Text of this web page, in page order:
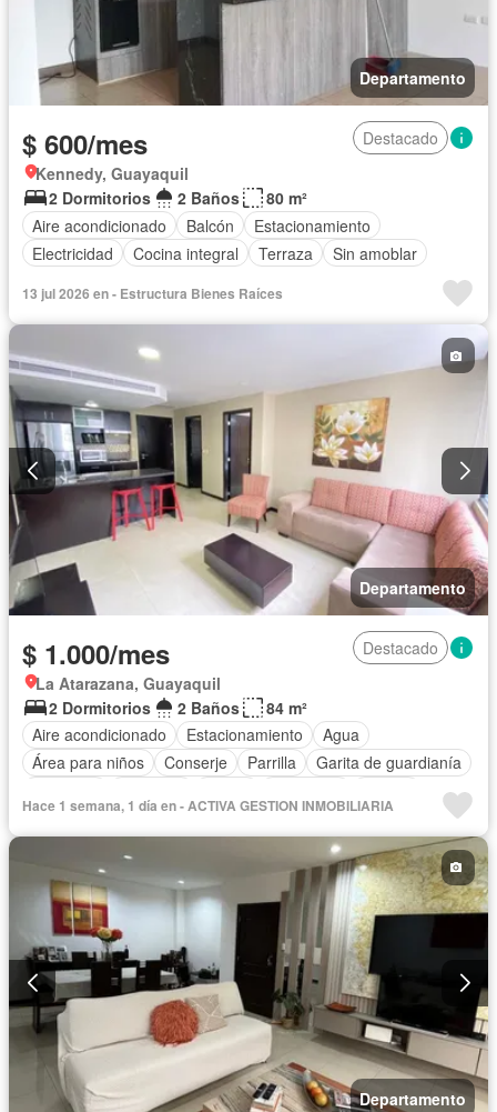
Departamento
$ 600/mes
Destacado
Kennedy, Guayaquil
2 Dormitorios
2 Baños
80 m²
Aire acondicionado
Balcón
Estacionamiento
Electricidad
Cocina integral Terraza Sin amoblar
13 jul 2026 en - Estructura Bienes Raíces
Departamento
$ 1.000/mes
Destacado
La Atarazana, Guayaquil
2 Dormitorios
2 Baños
84 m²
Aire acondicionado
Estacionamiento
Agua
Área para niños
Conserje Parrilla
Garita de guardianía
Cancha de tenis
Completamente amoblado
Hace 1 semana, 1 día en - ACTIVA GESTION INMOBILIARIA
Departamento